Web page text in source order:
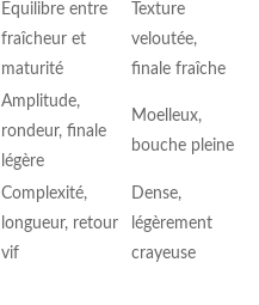
Équilibre entre
fraîcheur et
maturité
Texture
veloutée,
finale fraîche
Amplitude,
rondeur, finale
légère
Moelleux,
bouche pleine
Complexité,
longueur, retour
vif
Dense,
légèrement
crayeuse